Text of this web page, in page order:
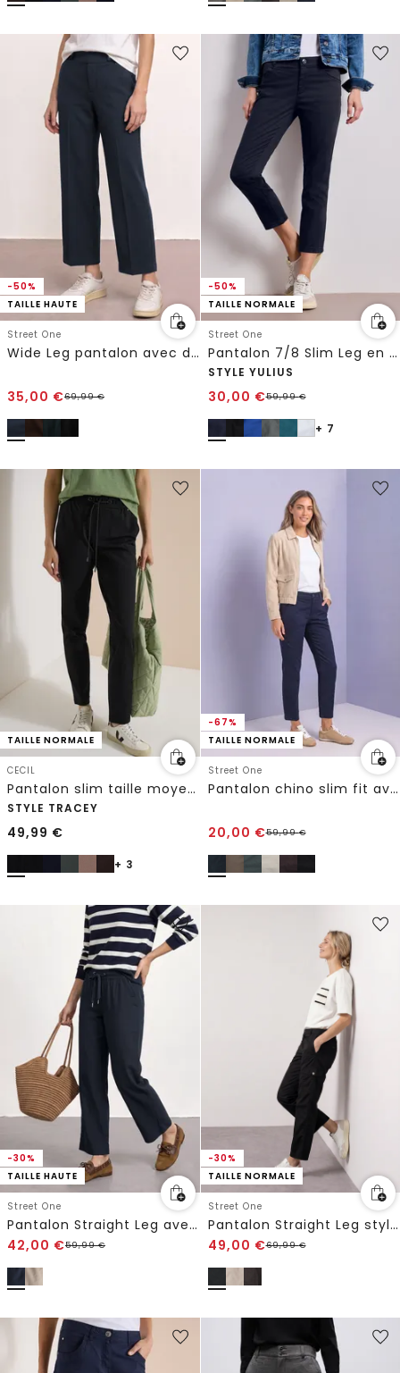
-50%
TAILLE HAUTE
Street One
Wide Leg pantalon avec détail de boutons
35,00 €69,99€
-50%
TAILLE NORMALE
Street One
Pantalon 7/8 Slim Leg en satin
STYLE YULIUS
30,00 €59,99€
+ 7
TAILLE NORMALE
CECIL
Pantalon slim taille moyenne style décontracté
STYLE TRACEY
49,99 €
+ 3
-67%
TAILLE NORMALE
Street One
Pantalon chino slim fit avec poches cargo
20,00 €59,99€
-30%
TAILLE HAUTE
Street One
Pantalon Straight Leg avec détail à revers
42,00 €59,99€
-30%
TAILLE NORMALE
Street One
Pantalon Straight Leg style cargo
49,00 €69,99€